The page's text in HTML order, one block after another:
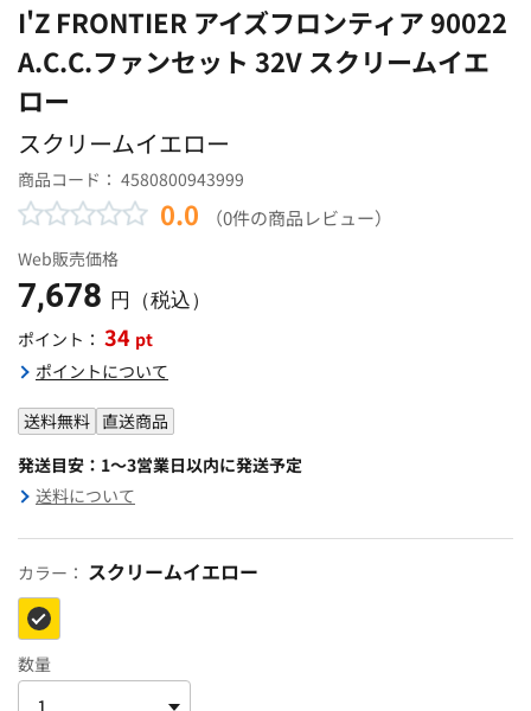
I'Z FRONTIER アイズフロンティア 90022
A.C.C.ファンセット 32V スクリームイエ
ロー
スクリームイエロー
商品コード： 4580800943999
0.0 （0件の商品レビュー）
Web販売価格
7,678 円（税込）
ポイント： 34 pt
ポイントについて
送料無料 直送商品
発送目安：1～3営業日以内に発送予定
送料について
カラー： スクリームイエロー
数量